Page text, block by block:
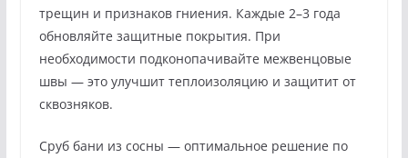
трещин и признаков гниения. Каждые 2–3 года
обновляйте защитные покрытия. При
необходимости подконопачивайте межвенцовые
швы — это улучшит теплоизоляцию и защитит от
сквозняков.
Сруб бани из сосны — оптимальное решение по